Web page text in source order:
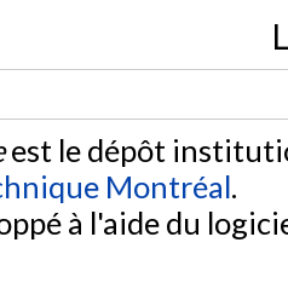
est le dépôt
Montréal.
à l'aide du